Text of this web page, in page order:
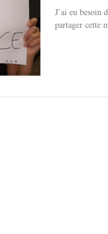
J’ai eu besoin
partager cette